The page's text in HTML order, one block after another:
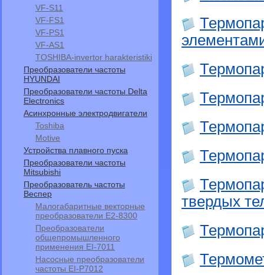
VF-S11
VF-FS1
VF-PS1
VF-АS1
TOSHIBA-invertor harakteristiki
Преобразователи частоты
HYUNDAI
Преобразователи частоты Delta
Electronics
Асинхронные электродвигатели
Toshiba
Motive
Устройства плавного пуска
Преобразователи частоты
Mitsubishi
Преобразователь частоты
Веспер
Малогабаритные векторные
преобразователи E2-8300
Преобразователи
общепромышленного
применения EI-7011
Насосные преобразователи
частоты EI-P7012
твердых